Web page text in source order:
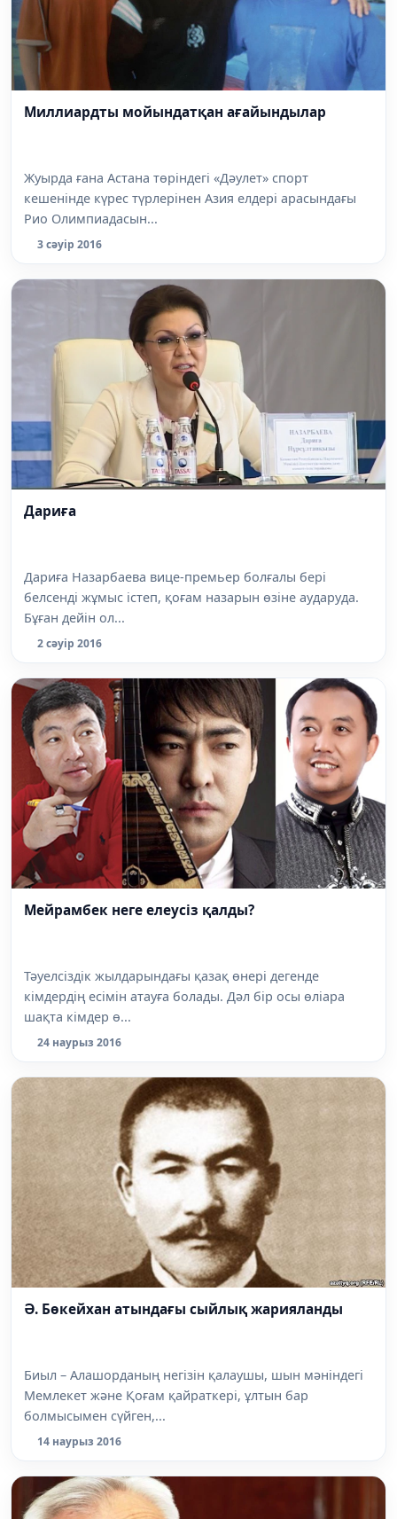
Миллиардты мойындатқан ағайындылар
Жуырда ғана Астана төріндегі «Дәулет» спорт
кешенінде күрес түрлерінен Азия елдері арасындағы
Рио Олимпиадасын...
3 сәуір 2016
Дариға
Дариға Назарбаева вице-премьер болғалы бері
белсенді жұмыс істеп, қоғам назарын өзіне аударуда.
Бұған дейін ол...
2 сәуір 2016
Мейрамбек неге елеусіз қалды?
Тәуелсіздік жылдарындағы қазақ өнері дегенде
кімдердің есімін атауға болады. Дәл бір осы өліара
шақта кімдер ө...
24 наурыз 2016
Ә. Бөкейхан атындағы сыйлық жарияланды
Биыл – Алашорданың негізін қалаушы, шын мәніндегі
Мемлекет және Қоғам қайраткері, ұлтын бар
болмысымен сүйген,...
14 наурыз 2016